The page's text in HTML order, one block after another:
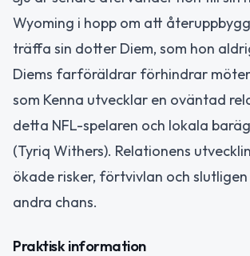
Wyoming i hopp om att
träffa sin dotter Diem, som hon
Diems farföräldrar förhindrar
som Kenna utvecklar en oväntad
detta NFL-spelaren och lokala
(Tyriq Withers). Relationens
ökade risker, förtvivlan och slutligen
andra chans.
Praktisk information